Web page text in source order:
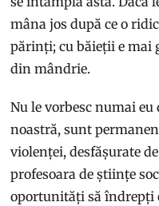
mâna jos după ce o
părinți; cu băieții e mai
din mândrie.
Nu le vorbesc numai
noastră, sunt
violenței, desfășurate
profesoara de științe
oportunități să îndrepți